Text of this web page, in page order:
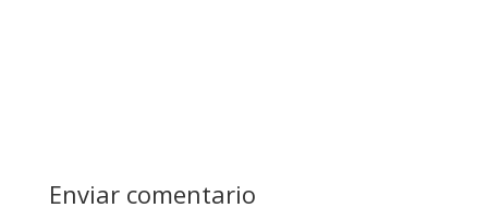
Enviar comentario